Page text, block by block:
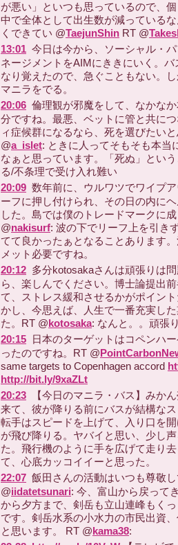
が悪い」といつも思っているので、
中で全体として出生数が減っている
くできてい @TaejunShin RT @
13:01 今日は今から、ソーシャル・
ネージメントをAIMにききにいく。
なり覚えたので、急ぐこともない。
マニラをでる。
20:06 倫理観が邪魔をして、なかな
分ですね。最悪、ベットに管と共に
ィ症候群になるなら、死を選びたい
@a_islet: ときに人ってそもそも本当
なぁと思っています。「死ぬ」とい
る/不条理で受け入れ難い
20:09 数年前に、ウルワツでワイプ
ーフに押し付けられ、その日の内に
した。島では僕のトレードマークに
@nakisurf: 波の下でリーフ上を引き
てて良かったぁとなることあります
メット必要ですね。
20:12 多分kotosakaさんは頑張りは
ら、楽しんでください。博士論提出
て、ストレス緩和させるかがポイン
かし、今思えば、人生で一番充実し
た。RT @kotosaka: なんと。。頑張
20:15 日本のターゲットはコペンハ
ったのですね。RT @
same targets to Copenhagen accord
http://bit.ly/9xaZLt
20:23
【今日のマニラ・バス】みか
来て、彼が降りる前にバスが結構な
転手はスピードを上げて、入り口を
が飛び降りる。ヤバイと思い、少し
た。飛行機のように手を広げて走り
て、心底カッコイイーと思った。
22:07 飯田さんの活動はいつも尊敬
@iidatetsunari: 今、富山から戻って
から夕方まで、剣岳も立山連峰もく
です。剣岳水系の小水力の市民出資
と思います。 RT @kama38: